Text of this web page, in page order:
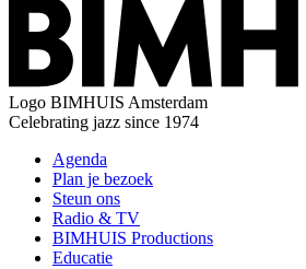
Logo BIMHUIS Amsterdam
Celebrating jazz since 1974
Agenda
Plan je bezoek
Steun ons
Radio & TV
BIMHUIS Productions
Educatie